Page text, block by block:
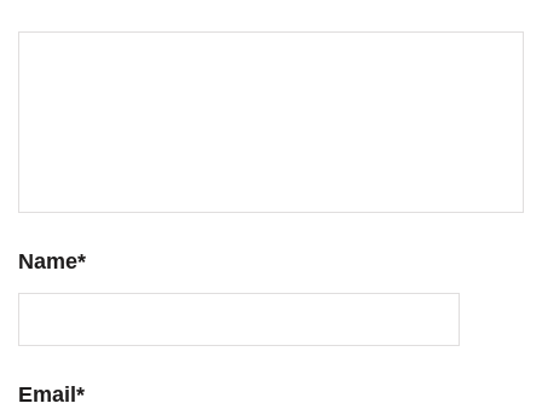
Name*
Email *